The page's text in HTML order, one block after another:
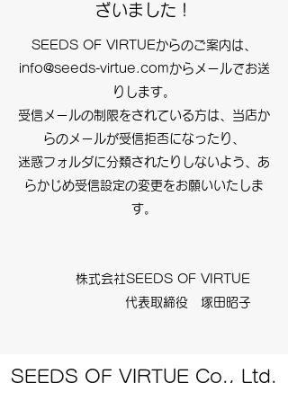
ざいました！
SEEDS OF VIRTUEからのご案内は、
info@seeds-virtue.comからメールでお送
りします。
受信メールの制限をされている方は、当店か
らのメールが受信拒否になったり、
迷惑フォルダに分類されたりしないよう、あ
らかじめ受信設定の変更をお願いいたしま
す。
株式会社SEEDS OF VIRTUE
代表取締役 塚田昭子
SEEDS OF VIRTUE Co., Ltd.